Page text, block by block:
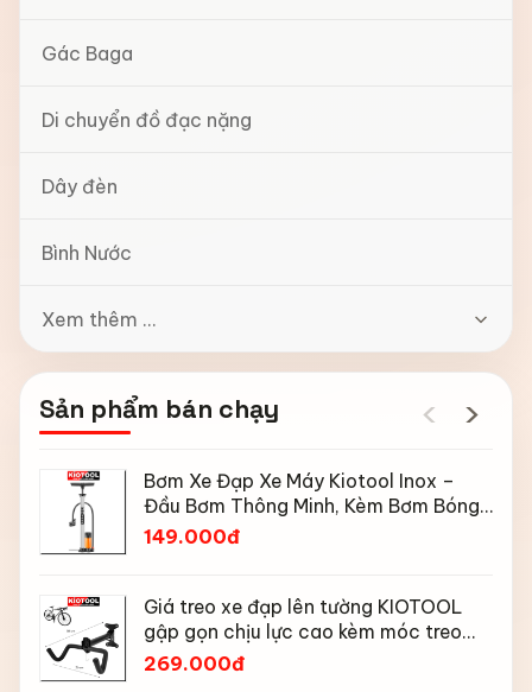
Gác Baga
Di chuyển đồ đạc nặng
Dây đèn
Bình Nước
Xem thêm ...
Sản phẩm bán chạy ‹ ›
Bơm Xe Đạp Xe Máy Kiotool Inox –
Đầu Bơm Thông Minh, Kèm Bơm Bóng,
Đồng Hồ 160 PSI
149.000đ
Giá treo xe đạp lên tường KIOTOOL
gập gọn chịu lực cao kèm móc treo
mũ bảo hiểm
269.000đ